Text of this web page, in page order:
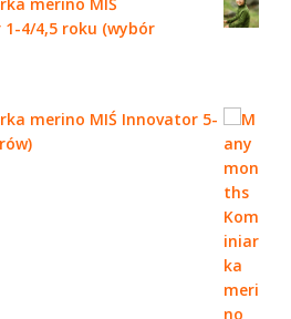
4/4,5 roku (wybór
merino MIŚ Innovator 5-